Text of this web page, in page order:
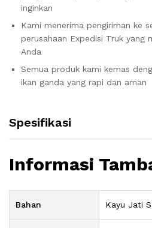
inginkan
Kami menerima pengiriman ke
perusahaan Expedisi Truk yang
Anda
Semua produk kami kemas
ikan ganda yang rapi dan aman
Spesifikasi
Informasi
Bahan Kayu Jati